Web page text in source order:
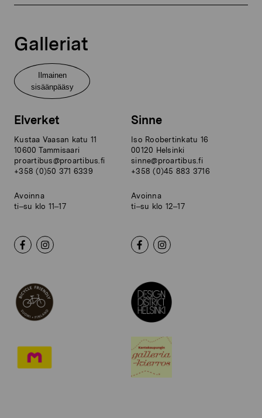
Galleriat
Ilmainen
sisäänpääsy
Elverket
Kustaa Vaasan katu 11
10600 Tammisaari
proartibus@proartibus.fi
+358 (0)50 371 6339
Avoinna
ti–su klo 11–17
Sinne
Iso Roobertinkatu 16
00120 Helsinki
sinne@proartibus.fi
+358 (0)45 883 3716
Avoinna
ti–su klo 12–17